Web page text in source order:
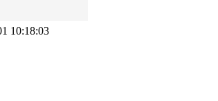
10:18:03